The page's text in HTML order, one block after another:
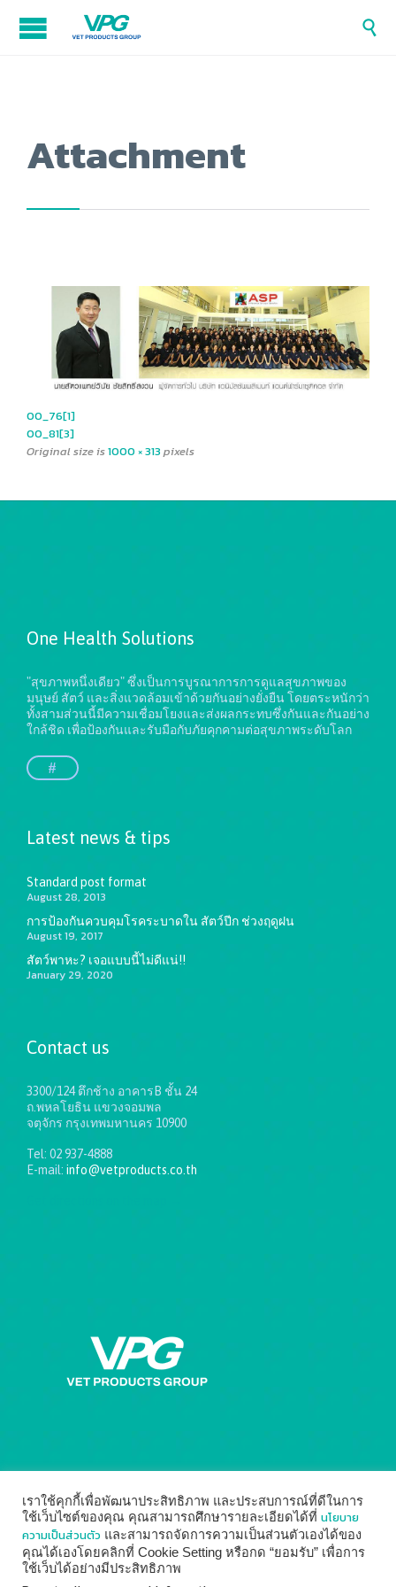

Attachment
00_76[1]
00_81[3]
Original size is1000 × 313 pixels
One Health Solutions
"สุขภาพหนึ่งเดียว" ซึ่งเป็นการบูรณาการการดูแลสุขภาพของ
มนุษย์ สัตว์ และสิ่งแวดล้อมเข้าด้วยกันอย่างยั่งยืนโดยตระหนักว่า
ทั้งสามส่วนนี้มีความเชื่อมโยงและส่งผลกระทบซึ่งกันและกันอย่าง
ใกล้ชิด เพื่อป้องกันและรับมือกับภัยคุกคามต่อสุขภาพระดับโลก
#
Latest news & tips
Standard post format
August 28, 2013
การป้องกันควบคุมโรคระบาดใน สัตว์ปีก ช่วงฤดูฝน
August 19, 2017
สัตว์พาหะ? เจอแบบนี้ไม่ดีแน่!!
January 29, 2020
Contact us
3300/124 ตึกช้าง อาคารB ชั้น 24
ถ.พหลโยธิน แขวงจอมพล
จตุจักร กรุงเทพมหานคร 10900
Tel: 02 937-4888
E-mail: info@vetproducts.co.th
เราใช้คุกกี้เพื่อพัฒนาประสิทธิภาพ และประสบการณ์ที่ดีในการ
ใช้เว็บไซต์ของคุณ คุณสามารถศึกษารายละเอียดได้ที่ นโยบาย
ความเป็นส่วนตัว และสามารถจัดการความเป็นส่วนตัวเองได้ของ
คุณได้เองโดยคลิกที่ Cookie Setting หรือกด “ยอมรับ” เพื่อการ
ใช้เว็บได้อย่างมีประสิทธิภาพ